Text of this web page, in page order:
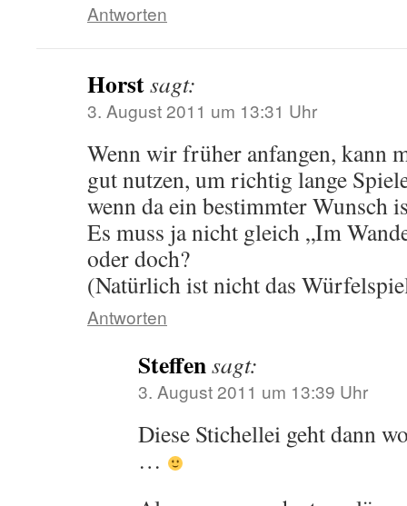
Antworten
Horstsagt:
3. August 2011 um 13:31 Uhr
Wenn wir früher anfangen, kann
gut nutzen, um richtig lange
wenn da ein bestimmter Wunsch
Es muss ja nicht gleich „Im
oder doch?
(Natürlich ist nicht das
Antworten
Steffensagt:
3. August 2011 um 13:39 Uhr
Diese Stichellei geht dann
…